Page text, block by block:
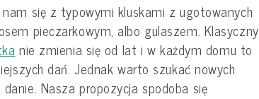
się z typowymi kluskami z ugotowanych
pieczarkowym, albo gulaszem. Klasyczny
nie zmienia się od lat i w każdym domu to
dań. Jednak warto szukać nowych
Nasza propozycja spodoba się